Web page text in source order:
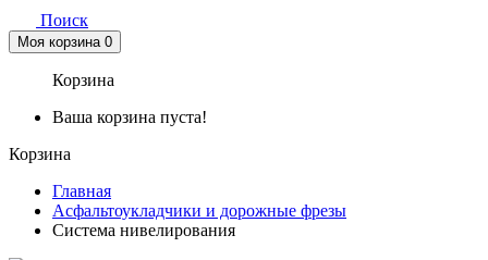
Поиск
Моя корзина 0
Корзина
Ваша корзина пуста!
Корзина
Главная
Асфальтоукладчики и дорожные фрезы
Cистема нивелирования